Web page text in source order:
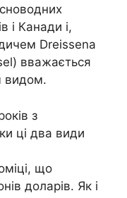
і Канади і,
Dreissena
вважається
видом.
з
ці два види
що
доларів. Як і